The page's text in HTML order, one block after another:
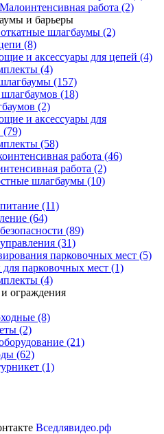
Малоинтенсивная работа (2)
и барьеры
шлагбаумы (2)
(8)
и аксессуары для цепей (4)
(4)
(157)
(18)
(2)
и аксессуары для
(79)
(58)
работа (46)
работа (2)
шлагбаумы (10)
(11)
(64)
(89)
(31)
парковочных мест (5)
для парковочных мест (1)
(4)
ограждения
(8)
(2)
(21)
(62)
(1)
Вседлявидео.рф